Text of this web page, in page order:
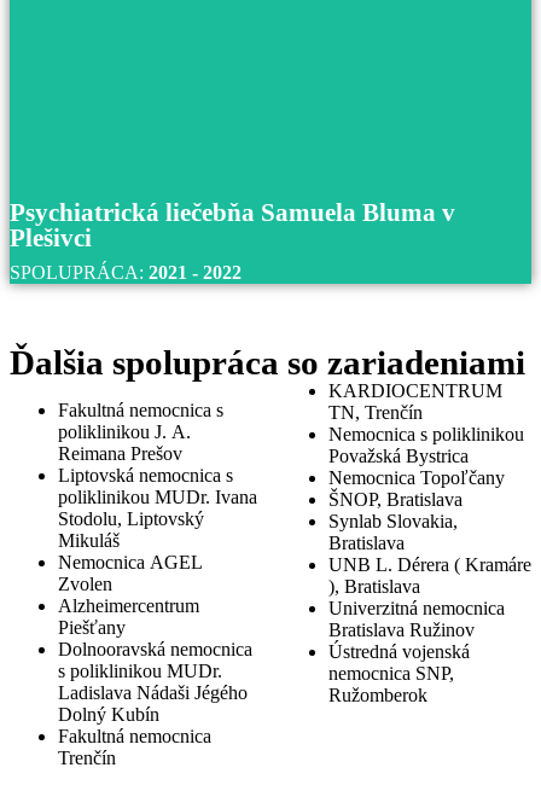
Psychiatrická liečebňa Samuela Bluma v
Plešivci
SPOLUPRÁCA: 2021 - 2022
Psychiatrická liečebňa Samuela Bluma v
Plešivci
S psychiatrickou liečebňou Samuela Bluma v Plešivci
spolupracovali v rokoch 2021 až 2022. Prečítajte si viac
Ďalšia spolupráca so zariadeniami
Fakultná nemocnica s
poliklinikou J. A.
Reimana Prešov
Liptovská nemocnica s
poliklinikou MUDr. Ivana
Stodolu, Liptovský
Mikuláš
Nemocnica AGEL
Zvolen
Alzheimercentrum
Piešťany
Dolnooravská nemocnica
s poliklinikou MUDr.
Ladislava Nádaši Jégého
Dolný Kubín
Fakultná nemocnica
Trenčín
KARDIOCENTRUM
TN, Trenčín
Nemocnica s poliklinikou
Považská Bystrica
Nemocnica Topoľčany
ŠNOP, Bratislava
Synlab Slovakia,
Bratislava
UNB L. Dérera ( Kramáre
), Bratislava
Univerzitná nemocnica
Bratislava Ružinov
Ústredná vojenská
nemocnica SNP,
Ružomberok